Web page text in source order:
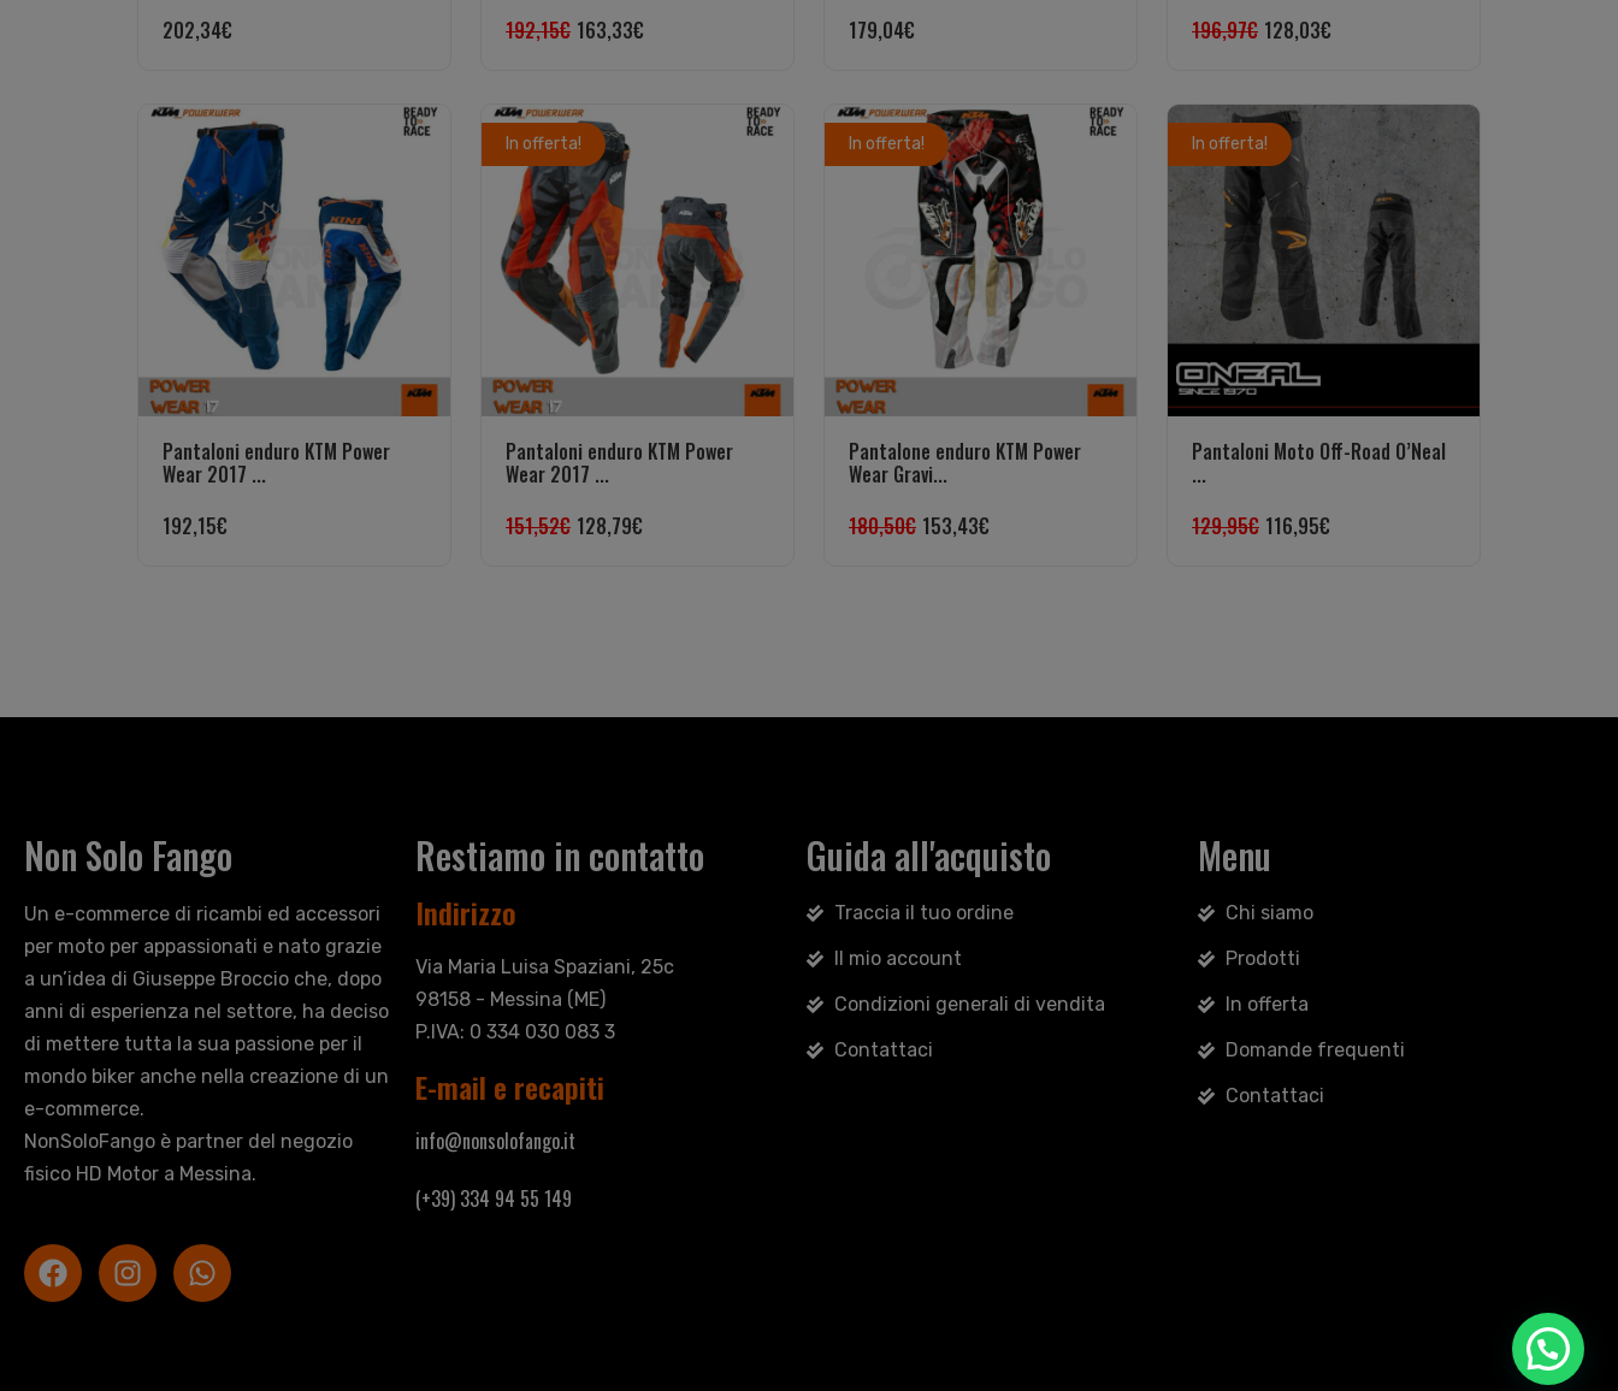
202,34€
192,15€ 163,33€
179,04€
196,97€ 128,03€
Pantaloni enduro KTM Power
Wear 2017 ...
192,15€
In offerta!
Pantaloni enduro KTM Power
Wear 2017 ...
151,52€ 128,79€
In offerta!
Pantalone enduro KTM Power
Wear Gravi...
180,50€ 153,43€
In offerta!
Pantaloni Moto Off-Road O’Neal
...
129,95€ 116,95€
Non Solo Fango
Un e-commerce di ricambi ed accessori
per moto per appassionati e nato grazie
a un’idea di Giuseppe Broccio che, dopo
anni di esperienza nel settore, ha deciso
di mettere tutta la sua passione per il
mondo biker anche nella creazione di un
e-commerce.
NonSoloFango è partner del negozio
fisico HD Motor a Messina.
Restiamo in contatto
Indirizzo
Via Maria Luisa Spaziani, 25c
98158 - Messina (ME)
P.IVA: 0 334 030 083 3
E-mail e recapiti
info@nonsolofango.it
(+39) 334 94 55 149
Guida all'acquisto
Traccia il tuo ordine
Il mio account
Condizioni generali di vendita
Contattaci
Menu
Chi siamo
Prodotti
In offerta
Domande frequenti
Contattaci